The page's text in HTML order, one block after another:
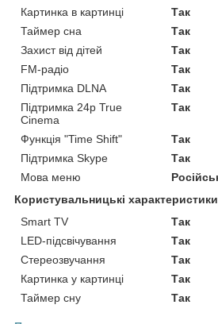
Картинка в картинці
Так
Таймер сна
Так
Захист від дітей
Так
FM-радіо
Так
Підтримка DLNA
Так
Підтримка 24p True
Cinema
Так
Функція "Time Shift"
Так
Підтримка Skype
Так
Мова меню
Користувальницькі характеристики
Smart TV
Так
LED-підсвічування
Так
Стереозвучання
Так
Картинка у картинці
Так
Таймер сну
Так